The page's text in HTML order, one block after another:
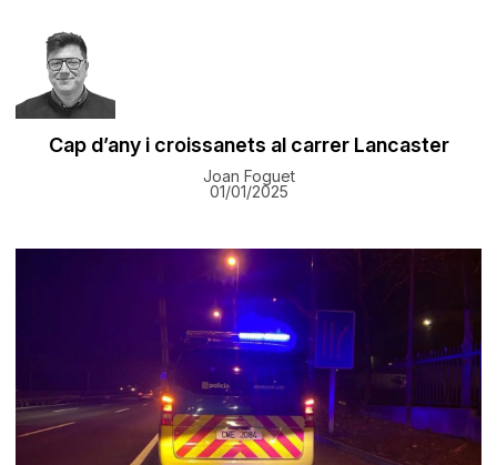
Cap d’any i croissanets al carrer Lancaster
Joan Foguet
01/01/2025